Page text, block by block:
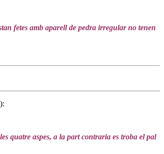
fetes amb aparell de pedra irregular no tenen
quatre aspes, a la part contraria es troba el pal